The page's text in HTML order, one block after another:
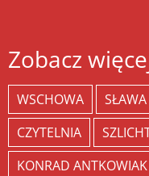
Zobacz
WSCHOWA SŁAWA
CZYTELNIA
KONRAD ANTKOWIAK